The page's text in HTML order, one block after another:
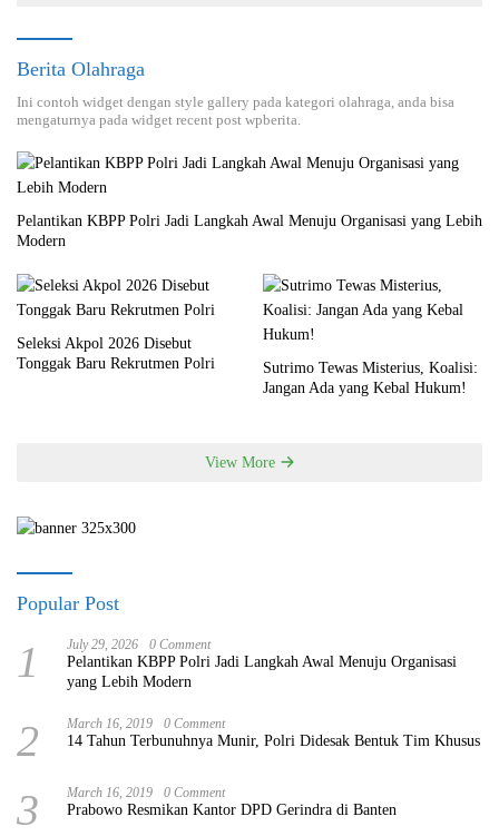
Berita Olahraga
Ini contoh widget dengan style gallery pada kategori olahraga, anda bisa
mengaturnya pada widget recent post wpberita.
Pelantikan KBPP Polri Jadi Langkah Awal Menuju Organisasi yang Lebih
Modern
Seleksi Akpol 2026 Disebut
Tonggak Baru Rekrutmen Polri
Sutrimo Tewas Misterius, Koalisi:
Jangan Ada yang Kebal Hukum!
View More
Popular Post
1 July 29, 2026 0 Comment
Pelantikan KBPP Polri Jadi Langkah Awal Menuju Organisasi
yang Lebih Modern
2 March 16, 2019 0 Comment
14 Tahun Terbunuhnya Munir, Polri Didesak Bentuk Tim Khusus
3 March 16, 2019 0 Comment
Prabowo Resmikan Kantor DPD Gerindra di Banten